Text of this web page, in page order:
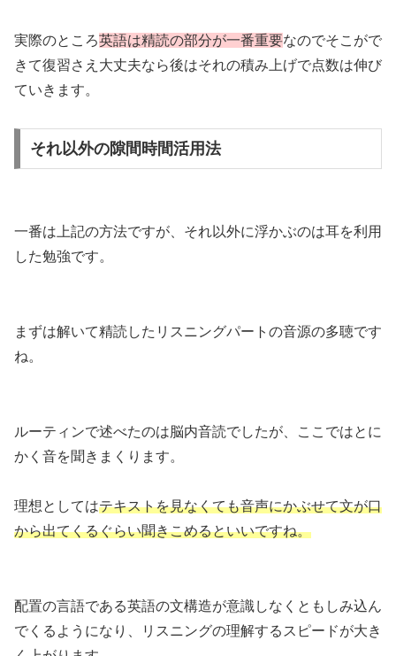
実際のところ英語は精読の部分が一番重要なのでそこがで
きて復習さえ大丈夫なら後はそれの積み上げで点数は伸び
ていきます。
それ以外の隙間時間活用法
一番は上記の方法ですが、それ以外に浮かぶのは耳を利用
した勉強です。
まずは解いて精読したリスニングパートの音源の多聴です
ね。
ルーティンで述べたのは脳内音読でしたが、ここではとに
かく音を聞きまくります。
理想としてはテキストを見なくても音声にかぶせて文が口
から出てくるぐらい聞きこめるといいですね。
配置の言語である英語の文構造が意識しなくともしみ込ん
でくるようになり、リスニングの理解するスピードが大き